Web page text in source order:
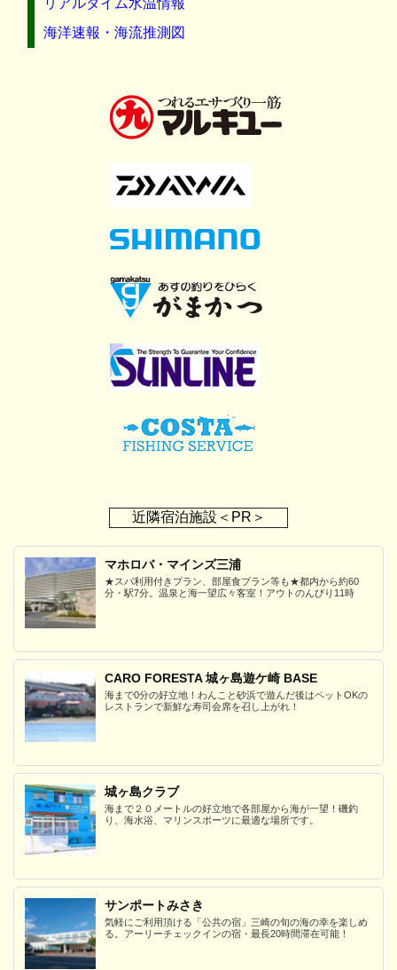
海洋速報・海流推測図
近隣宿泊施設＜PR＞
マホロバ・マインズ三浦
★スパ利用付きプラン、部屋食プラン等も★都内から約60
分・駅7分。温泉と海一望広々客室！アウトのんびり11時
CARO FORESTA 城ヶ島遊ケ崎 BASE
海まで0分の好立地！わんこと砂浜で遊んだ後はペットOKの
レストランで新鮮な寿司会席を召し上がれ！
城ヶ島クラブ
海まで２０メートルの好立地で各部屋から海が一望！磯釣
り、海水浴、マリンスポーツに最適な場所です。
サンポートみさき
気軽にご利用頂ける「公共の宿」三崎の旬の海の幸を楽しめ
る。アーリーチェックインの宿・最長20時間滞在可能！